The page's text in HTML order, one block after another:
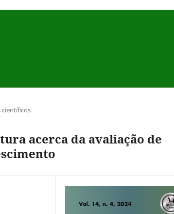
científicos
acerca da avaliação de